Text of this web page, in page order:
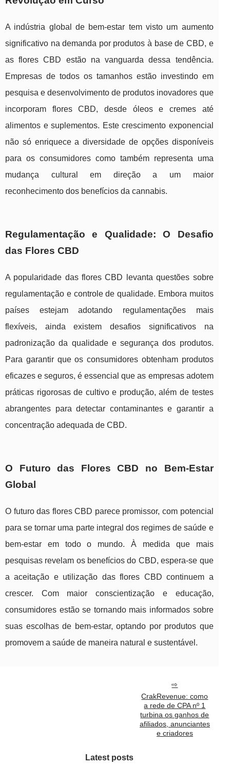
A indústria global de bem-estar tem visto um aumento
significativo na demanda por produtos à base de CBD, e
as flores CBD estão na vanguarda dessa tendência.
Empresas de todos os tamanhos estão investindo em
pesquisa e desenvolvimento de produtos inovadores que
incorporam flores CBD, desde óleos e cremes até
alimentos e suplementos. Este crescimento exponencial
não só enriquece a diversidade de opções disponíveis
para os consumidores como também representa uma
mudança cultural em direção a um maior
reconhecimento dos benefícios da cannabis.
Regulamentação e Qualidade: O Desafio
das Flores CBD
A popularidade das flores CBD levanta questões sobre
regulamentação e controle de qualidade. Embora muitos
países estejam adotando regulamentações mais
flexíveis, ainda existem desafios significativos na
padronização da qualidade e segurança dos produtos.
Para garantir que os consumidores obtenham produtos
eficazes e seguros, é essencial que as empresas adotem
práticas rigorosas de cultivo e produção, além de testes
abrangentes para detectar contaminantes e garantir a
concentração adequada de CBD.
O Futuro das Flores CBD no Bem-Estar
Global
O futuro das flores CBD parece promissor, com potencial
para se tornar uma parte integral dos regimes de saúde e
bem-estar em todo o mundo. À medida que mais
pesquisas revelam os benefícios do CBD, espera-se que
a aceitação e utilização das flores CBD continuem a
crescer. Com maior conscientização e educação,
consumidores estão se tornando mais informados sobre
suas escolhas de bem-estar, optando por produtos que
promovem a saúde de maneira natural e sustentável.
CrakRevenue: como
a rede de CPA nº 1
turbina os ganhos de
afiliados, anunciantes
e criadores
Latest posts